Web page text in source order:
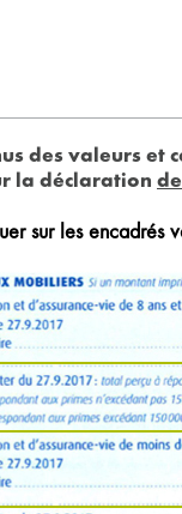
des valeurs
la déclaration
sur les encadrés